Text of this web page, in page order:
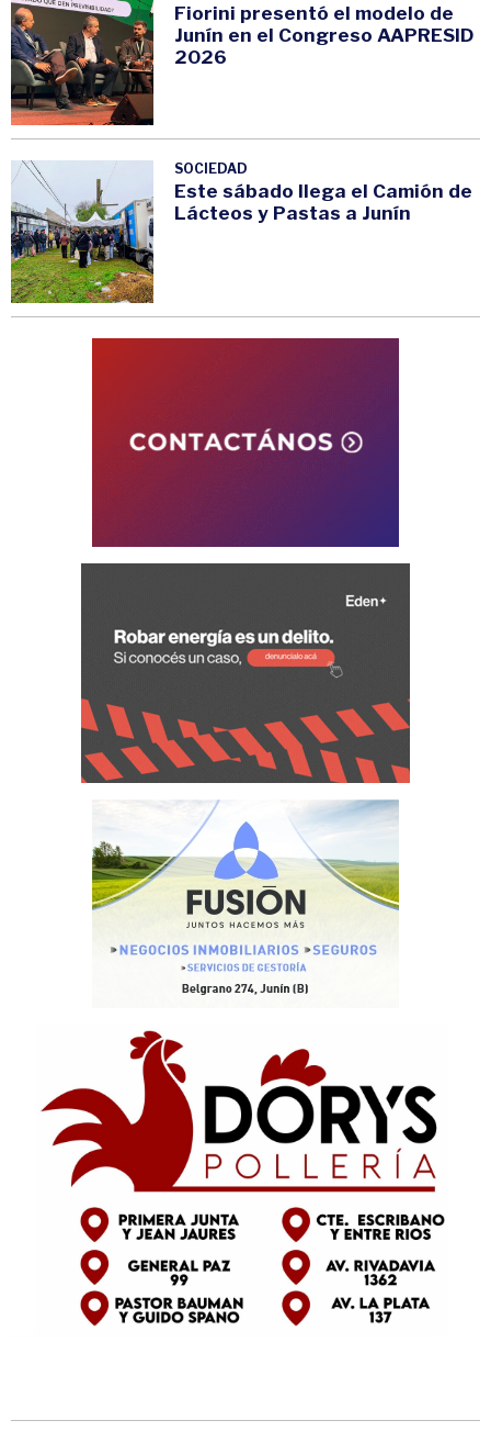
Fiorini presentó el modelo de
Junín en el Congreso AAPRESID
2026
SOCIEDAD
Este sábado llega el Camión de
Lácteos y Pastas a Junín